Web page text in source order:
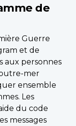
de
Guerre
et de
aux personnes
mer
ensemble
Les
du code
messages